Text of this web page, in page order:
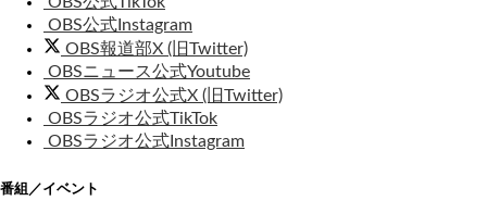
OBS公式Instagram
OBS報道部X (旧Twitter)
OBSニュース公式Youtube
OBSラジオ公式X (旧Twitter)
OBSラジオ公式TikTok
OBSラジオ公式Instagram
番組／イベント